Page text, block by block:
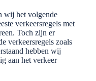
wij het volgende
verkeersregels met
Toch zijn er
verkeersregels zoals
hebben wij
aan het verkeer